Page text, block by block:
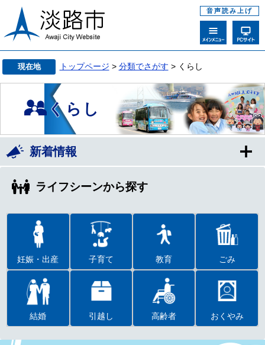
音声読み上げ
現在地 トップページ > 分類でさがす > くらし
くらし
新着情報
ライフシーンから探す
妊娠・出産 子育て 教育 ごみ
結婚 引越し 高齢者 おくやみ